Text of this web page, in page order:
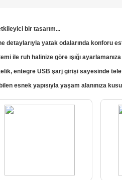
bir tasarım...
detaylarıyla yatak odalarında konforu
ile ruh halinize göre ışığı
entegre USB şarj girişi sayesinde
esnek yapısıyla yaşam alanınıza